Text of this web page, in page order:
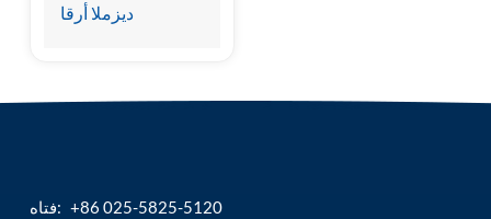
ديزملا أرقا
فتاه: +86 025-5825-5120